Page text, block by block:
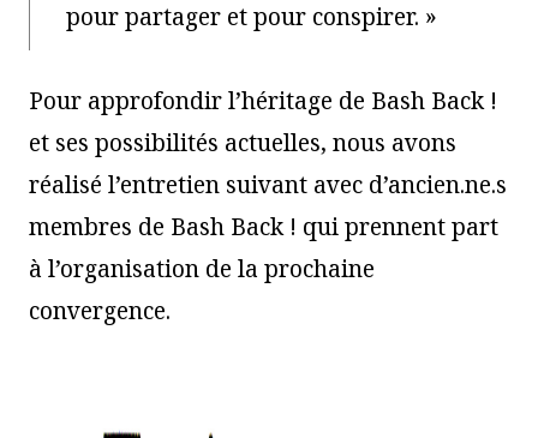
pour partager et pour conspirer. »
Pour approfondir l’héritage de Bash Back !
et ses possibilités actuelles, nous avons
réalisé l’entretien suivant avec d’ancien.ne.s
membres de Bash Back ! qui prennent part
à l’organisation de la prochaine
convergence.